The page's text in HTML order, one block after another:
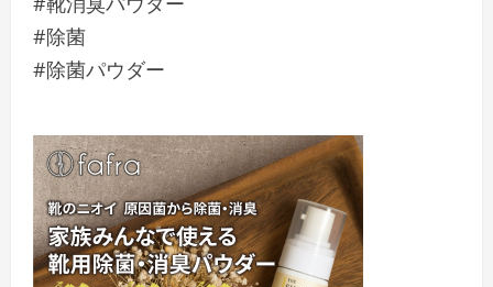
#除菌
#除菌パウダー